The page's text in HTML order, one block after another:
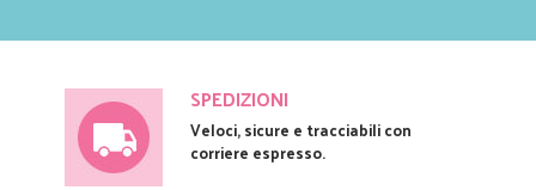
SPEDIZIONI
Veloci, sicure e tracciabili con
corriere espresso.